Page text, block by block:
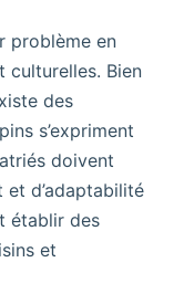
problème en
culturelles. Bien
des
s’expriment
doivent
et d’adaptabilité
établir des
et